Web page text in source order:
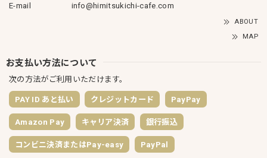
E-mail
info@himitsukichi-cafe.com
ABOUT
MAP
お支払い方法について
次の方法がご利用いただけます。
PAY ID あと払い クレジットカード PayPay
Amazon Pay キャリア決済 銀行振込
コンビニ決済またはPay-easy PayPal